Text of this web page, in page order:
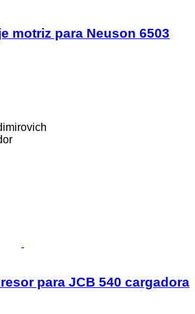
motriz para Neuson 6503
para JCB 540 cargadora